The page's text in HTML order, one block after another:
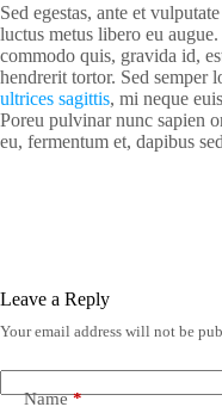
Sed egestas, ante et
luctus metus libero eu
commodo quis, gravida id,
hendrerit tortor. Sed semper
ultrices sagittis, mi neque
Poreu pulvinar nunc sapien
eu, fermentum et, dapibus
Leave a Reply
Your email address will not be
Name*